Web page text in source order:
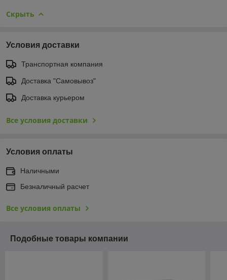
Скрыть
Условия доставки
Транспортная компания
Доставка "Самовывоз"
Доставка курьером
Все условия доставки
Условия оплаты
Наличными
Безналичный расчет
Все условия оплаты
Подобные товары компании